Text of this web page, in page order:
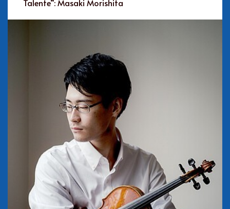
Talente“: Masaki Morishita